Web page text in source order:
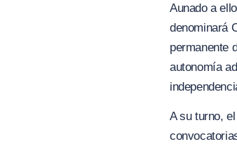
Aunado a
denominará
permanente
autonomía
A su turno,